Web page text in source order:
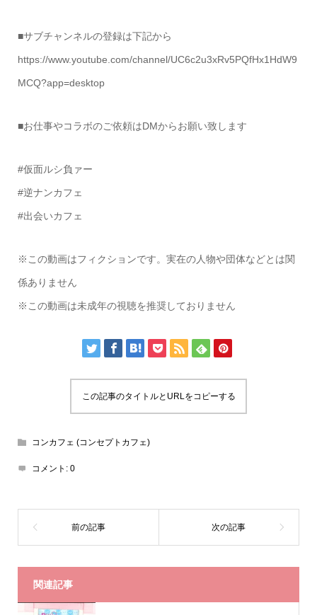
■サブチャンネルの登録は下記から
https://www.youtube.com/channel/UC6c2u3xRv5PQfHx1HdW9
MCQ?app=desktop
■お仕事やコラボのご依頼はDMからお願い致します
#仮面ルシ負ァー
#逆ナンカフェ
#出会いカフェ
※この動画はフィクションです。実在の人物や団体などとは関
係ありません
※この動画は未成年の視聴を推奨しておりません
この記事のタイトルとURLをコピーする
コンカフェ (コンセプトカフェ)
コメント: 0
関連記事